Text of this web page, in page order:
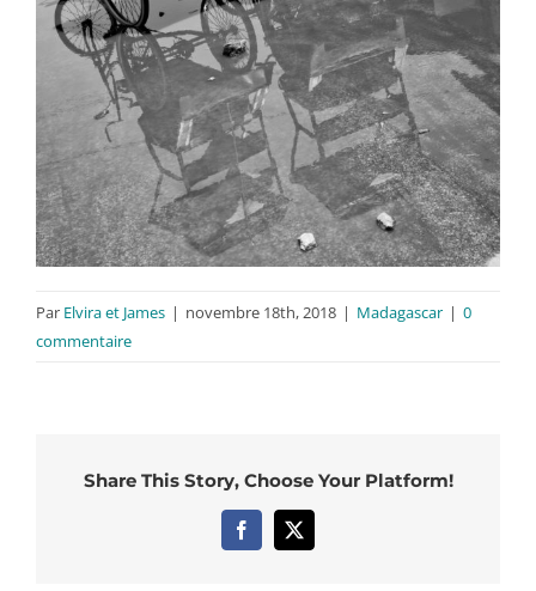
Par Elvira et James | novembre 18th, 2018 | Madagascar | 0
commentaire
Share This Story, Choose Your Platform!
Facebook
X